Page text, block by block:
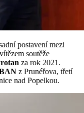
postavení mezi
soutěže
za rok 2021.
z Prunéřova, třetí
nad Popelkou.